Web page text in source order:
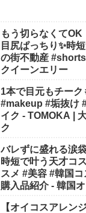
もう切らなくて
目尻ぱっちり✨時
の街不動産
クイーンエリー
1本で目元もチーク
#makeup #垢抜け
イク - TOMOKA |
ク
バレずに盛れる涙
時短で叶う天才コ
スメ #美容 #韓国
購入品紹介 - 韓国
【オイコスアレン